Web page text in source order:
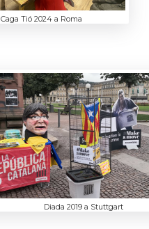
Caga Tió 2024 a Roma
Diada 2019 a Stuttgart